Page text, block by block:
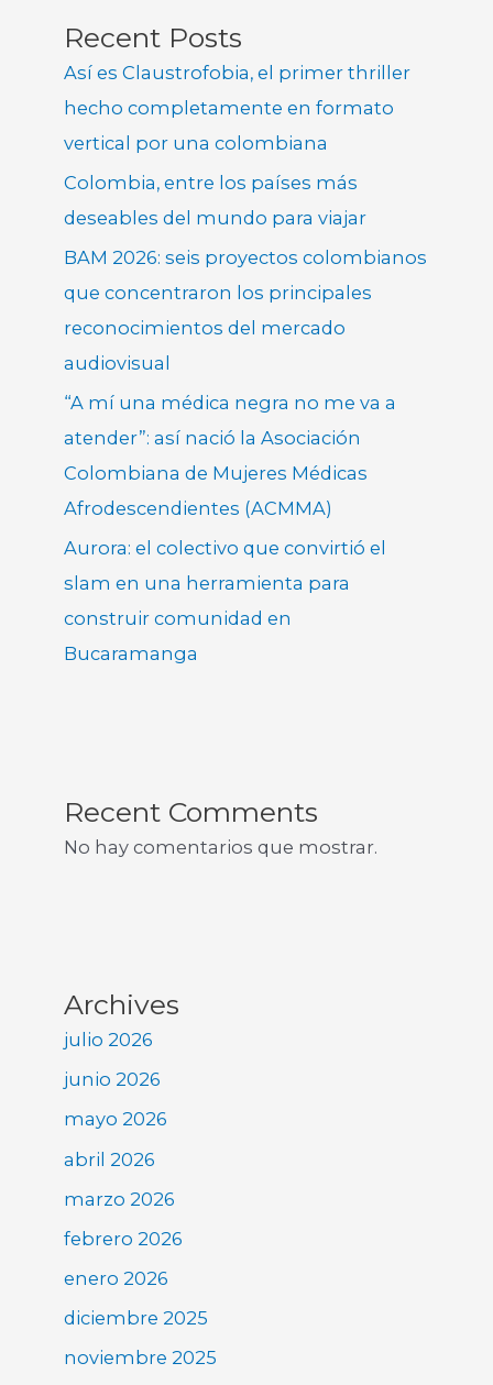
Recent Posts
Así es Claustrofobia, el primer thriller
hecho completamente en formato
vertical por una colombiana
Colombia, entre los países más
deseables del mundo para viajar
BAM 2026: seis proyectos colombianos
que concentraron los principales
reconocimientos del mercado
audiovisual
“A mí una médica negra no me va a
atender”: así nació la Asociación
Colombiana de Mujeres Médicas
Afrodescendientes (ACMMA)
Aurora: el colectivo que convirtió el
slam en una herramienta para
construir comunidad en
Bucaramanga
Recent Comments
No hay comentarios que mostrar.
Archives
julio 2026
junio 2026
mayo 2026
abril 2026
marzo 2026
febrero 2026
enero 2026
diciembre 2025
noviembre 2025